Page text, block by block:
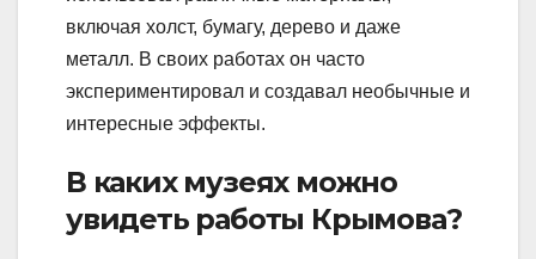
включая холст, бумагу, дерево и даже
металл. В своих работах он часто
экспериментировал и создавал необычные и
интересные эффекты.
В каких музеях можно
увидеть работы Крымова?